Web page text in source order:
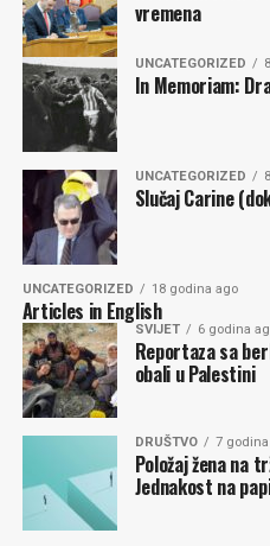
vremena
UNCATEGORIZED
In Memoriam:
UNCATEGORIZED
Slučaj Carine
UNCATEGORIZED 18 godina ago
Articles in English
SVIJET 6 godina
Reportaza sa
obali u Palestini
DRUŠTVO 7
Položaj žena na
Jednakost na